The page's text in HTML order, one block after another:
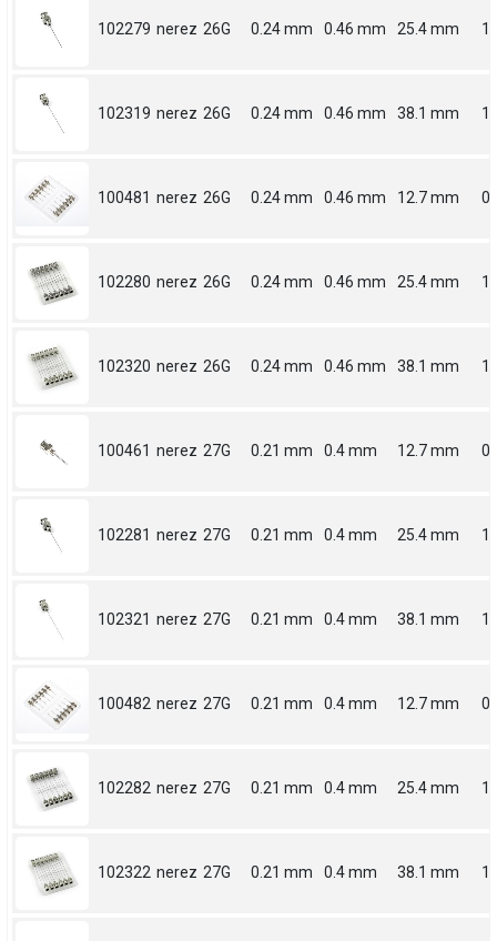
102279 nerez 26G 0.24 mm 0.46 mm 25.4 mm 1
102319 nerez 26G 0.24 mm 0.46 mm 38.1 mm
100481 nerez 26G 0.24 mm 0.46 mm 12.7 mm
102280 nerez 26G 0.24 mm 0.46 mm 25.4 mm 1
102320 nerez 26G 0.24 mm 0.46 mm 38.1 mm
100461 nerez 27G 0.21 mm 0.4 mm 12.7 mm
102281 nerez 27G 0.21 mm 0.4 mm 25.4 mm 1
102321 nerez 27G 0.21 mm 0.4 mm 38.1 mm
100482 nerez 27G 0.21 mm 0.4 mm 12.7 mm
102282 nerez 27G 0.21 mm 0.4 mm 25.4 mm 1
102322 nerez 27G 0.21 mm 0.4 mm 38.1 mm